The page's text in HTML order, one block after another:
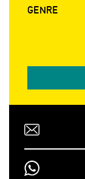
GENRE